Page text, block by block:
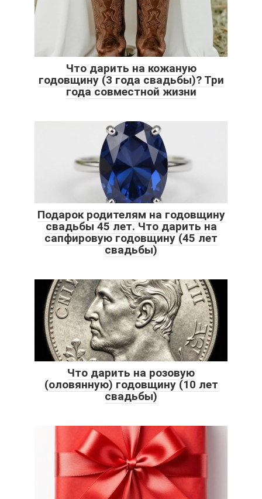
Что дарить на кожаную
годовщину (3 года свадьбы)? Три
года совместной жизни
Подарок родителям на годовщину
свадьбы 45 лет. Что дарить на
сапфировую годовщину (45 лет
свадьбы)
Что дарить на розовую
(оловянную) годовщину (10 лет
свадьбы)